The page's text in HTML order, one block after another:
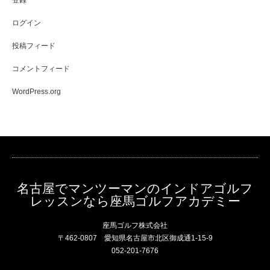
ログイン
投稿フィード
コメントフィード
WordPress.org
名古屋でマンツーマンのインドアゴルフ
レッスンなら座馬ゴルフアカデミー
座馬ゴルフ株式会社
〒462-0807 愛知県名古屋市北区御成通1-15-9
052-201-7676